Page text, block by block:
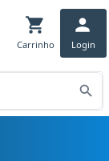
Carrinho Login